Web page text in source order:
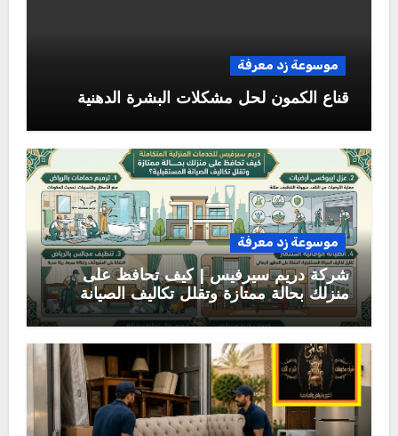
موسوعة زد معرفة
قناع الكمون لحل مشكلات البشرة الدهنية
موسوعة زد معرفة
شركة دريم سيرفيس | كيف تحافظ على
منزلك بحالة ممتازة وتقلل تكاليف الصيانة
المستقبلية؟